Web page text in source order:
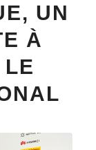
UN
À
LE